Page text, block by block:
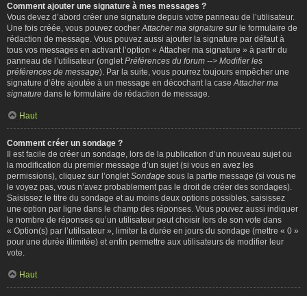
Comment ajouter une signature à mes messages ?
Vous devez d’abord créer une signature depuis votre panneau de l’utilisateur.
Une fois créée, vous pouvez cocher Attacher ma signature sur le formulaire de
rédaction de message. Vous pouvez aussi ajouter la signature par défaut à
tous vos messages en activant l’option « Attacher ma signature » à partir du
panneau de l’utilisateur (onglet Préférences du forum --> Modifier les
préférences de message). Par la suite, vous pourrez toujours empêcher une
signature d’être ajoutée à un message en décochant la case Attacher ma
signature dans le formulaire de rédaction de message.
Haut
Comment créer un sondage ?
Il est facile de créer un sondage, lors de la publication d’un nouveau sujet ou
la modification du premier message d’un sujet (si vous en avez les
permissions), cliquez sur l’onglet Sondage sous la partie message (si vous ne
le voyez pas, vous n’avez probablement pas le droit de créer des sondages).
Saisissez le titre du sondage et au moins deux options possibles, saisissez
une option par ligne dans le champ des réponses. Vous pouvez aussi indiquer
le nombre de réponses qu’un utilisateur peut choisir lors de son vote dans
« Option(s) par l’utilisateur », limiter la durée en jours du sondage (mettre « 0 »
pour une durée illimitée) et enfin permettre aux utilisateurs de modifier leur
vote.
Haut